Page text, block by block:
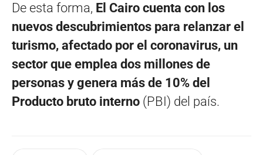
De esta forma, El Cairo cuenta con los
nuevos descubrimientos para relanzar el
turismo, afectado por el coronavirus, un
sector que emplea dos millones de
personas y genera más de 10% del
Producto bruto interno (PBI) del país.